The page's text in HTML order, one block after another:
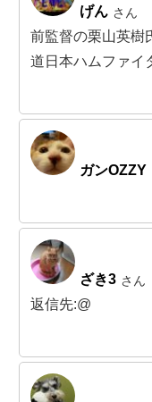
げん さん
前監督の栗山英樹
道日本ハムファイ
ガンOZZY
ざき3 さん
返信先:@